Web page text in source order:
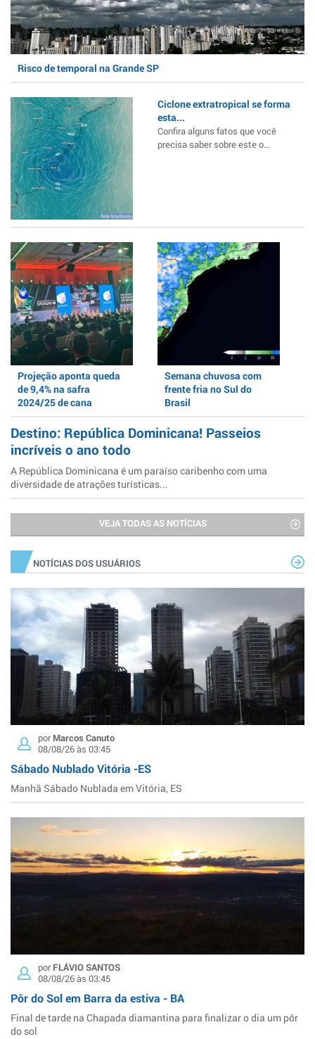
Risco de temporal na Grande SP
Ciclone extratropical se forma
esta...
Confira alguns fatos que você
precisa saber sobre este o...
Projeção aponta queda
de 9,4% na safra
2024/25 de cana
Semana chuvosa com
frente fria no Sul do
Brasil
Destino: República Dominicana! Passeios
incríveis o ano todo
A República Dominicana é um paraíso caribenho com uma
diversidade de atrações turísticas...
VEJA TODAS AS NOTÍCIAS
NOTÍCIAS DOS USUÁRIOS
porMarcos Canuto
08/08/26 às 03:45
Sábado Nublado Vitória -ES
Manhã Sábado Nublada em Vitória, ES
porFLÁVIO SANTOS
08/08/26 às 03:45
Pôr do Sol em Barra da estiva - BA
Final de tarde na Chapada diamantina para finalizar o dia um pôr
do sol